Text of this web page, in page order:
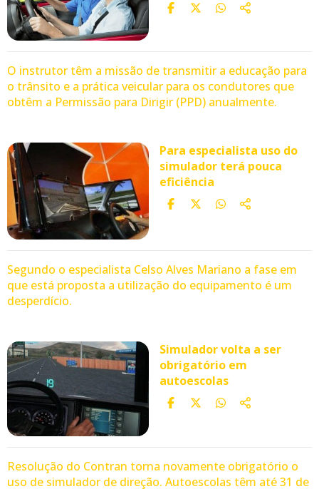
O instrutor têm a missão de transmitir a educação para
o trânsito e a prática veicular para os condutores que
obtêm a Permissão para Dirigir (PPD) anualmente.
Para especialista uso do
simulador terá pouca
eficiência
Segundo o especialista Celso Alves Mariano a fase em
que está proposta a utilização do equipamento é um
desperdício.
Simulador volta a ser
obrigatório em
autoescolas
Resolução do Contran torna novamente obrigatório o
uso de simulador de direção. Autoescolas têm até 31 de